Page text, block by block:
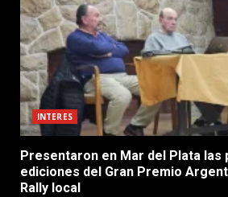
INTERES
Presentaron en Mar del Plata las
ediciones del Gran Premio
Rally local